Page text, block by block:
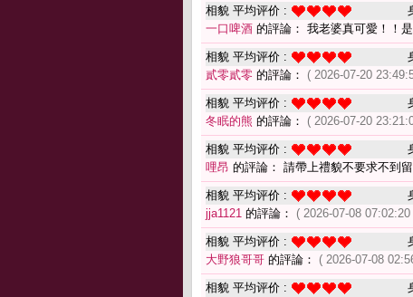
相貌 平均评价 :
一口啤酒 的評論： 我老婆真可愛！！
相貌 平均评价 :
貳零貳零 的評論： ( 2026-07-20
相貌 平均评价 :
冬眠的熊 的評論： ( 2026-07-20
相貌 平均评价 :
哩昂 的評論： 請帶上禮貌不要求不到
相貌 平均评价 :
jja1121 的評論： ( 2026-07-08 07:02:20
相貌 平均评价 :
大野狼哥哥 的評論： ( 2026-07-08
相貌 平均评价 :